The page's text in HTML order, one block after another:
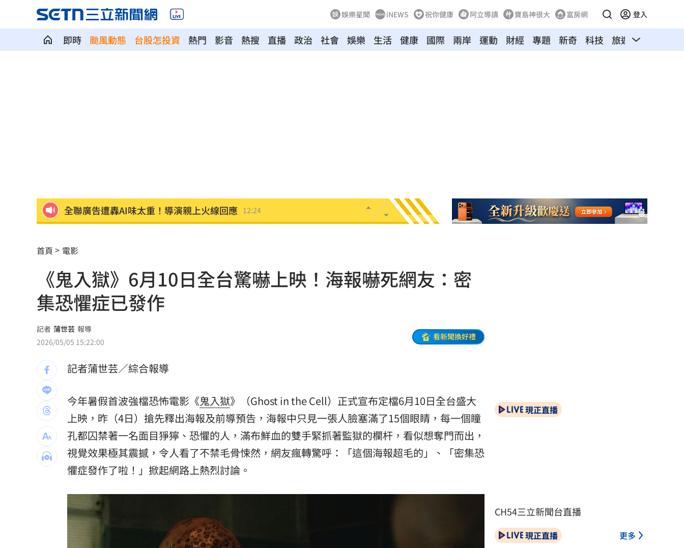
娛樂星聞 iNEWS 祝你健康 阿立導讀 寶島神很大 富房網 登入
即時 颱風動態 台股怎投資 熱門 影音 熱搜 直播 政治 社會 娛樂 生活 健康 國際 兩岸 運動 財經 專題 新奇 科技 旅遊 汽車
白海豚雨彈炸台中！東海大學周邊成漂漂河 12:21
孫安佐轉發舊片喊中二病 遭前經紀人怒嗆
《東!帶我走》卡司曝光！大咖台東接力唱 12:17
瑪丹娜背後推手 69歲大咖製作人家中離世
不滿被碎念 尪抓狂揮金屬拐杖殺妻遭收押
掐頸列車長互毆！75歲翁頭破血流怒告傷害
籃球賽幽靈隊伍灌水 廠商認了：是AI生成
謝金燕凌晨淚憶豬哥亮！一句話藏深情告白 12:00
撞臉大咖韓星！《陽光》導演簽下台大正妹 11:59
遭謝金河轟「顛倒黑白」 蔣萬安回應了 11:59
台大3碩1博疑學歷造假 姜厚任女友發聲了 11:57
發新冠藥拉票！郭再添陸妻二審下場慘
父親節提政見禮包 蘇巧慧：要做最強後盾
楊千霈一人扛2女兒出國！突崩潰大哭 11:49
首頁 電影
《鬼入獄》6月10日全台驚嚇上映！海報嚇死網友：密
集恐懼症已發作
記者 蒲世芸 報導
2026/05/05 15:22:00
看新聞換好禮
記者蒲世芸／綜合報導
今年暑假首波強檔恐怖電影《鬼入獄》（Ghost in the Cell）正式宣布定檔6月10日全台盛大
上映，昨（4日）搶先釋出海報及前導預告，海報中只見一張人臉塞滿了15個眼睛，每一個瞳
孔都囚禁著一名面目猙獰、恐懼的人，滿布鮮血的雙手緊抓著監獄的欄杆，看似想奪門而出，
視覺效果極其震撼，令人看了不禁毛骨悚然，網友瘋轉驚呼：「這個海報超毛的」、「密集恐
懼症發作了啦！」掀起網路上熱烈討論。
現正直播
CH54三立新聞台直播
現正直播 更多